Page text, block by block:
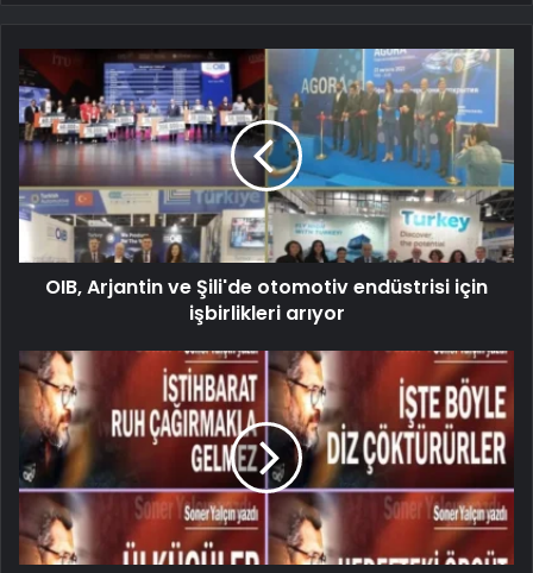
OIB, Arjantin ve Şili'de otomotiv endüstrisi için
işbirlikleri arıyor